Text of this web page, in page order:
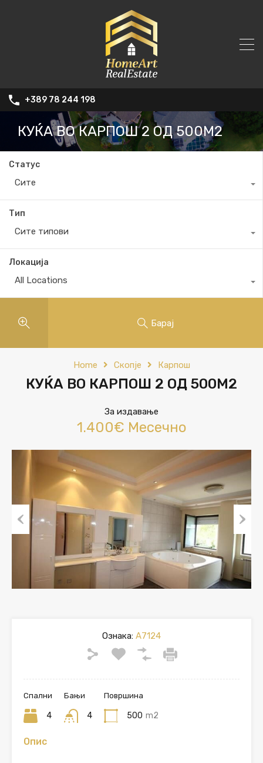
+389 78 244 198
КУЌА ВО КАРПОШ 2 ОД 500М2
Статус
Сите
Тип
Сите типови
Локација
All Locations
Барај
Home Скопје Карпош
КУЌА ВО КАРПОШ 2 ОД 500М2
За издавање
1.400€ Месечно
Previous Next
Ознака: A7124
Спални
4
Бањи
4
Површина
500 m2
Опис